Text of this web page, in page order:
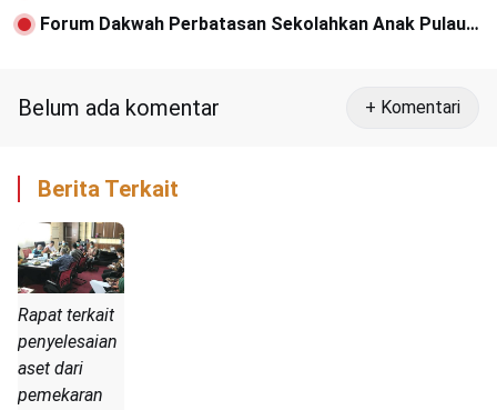
Polisi
Forum Dakwah Perbatasan Sekolahkan Anak Pulau
Belum ada komentar + Komentari
Berita Terkait
Rapat terkait
penyelesaian
aset dari
pemekaran